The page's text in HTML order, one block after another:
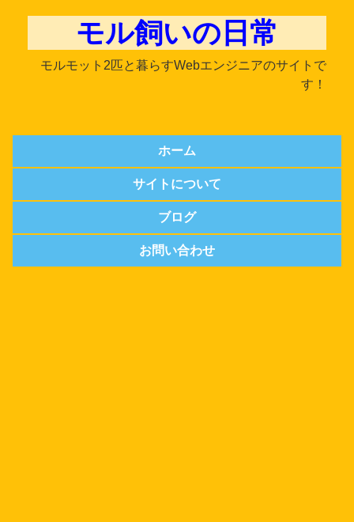
モル飼いの日常
モルモット2匹と暮らすWebエンジニアのサイトで
す！
ホーム
サイトについて
ブログ
お問い合わせ